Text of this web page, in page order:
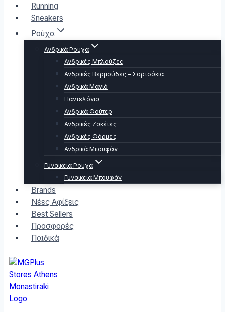
Running
Sneakers
Ρούχα
Ανδρικά Ρούχα
Ανδρικές Μπλούζες
Ανδρικές Βερμούδες – Σορτσάκια
Ανδρικά Μαγιό
Παντελόνια
Ανδρικά Φούτερ
Ανδρικές Ζακέτες
Ανδρικές Φόρμες
Ανδρικά Μπουφάν
Γυναικεία Ρούχα
Γυναικεία Μπουφάν
Brands
Νέες Αφίξεις
Best Sellers
Προσφορές
Παιδικά